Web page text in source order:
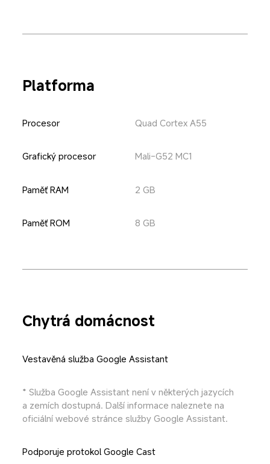
Platforma
Procesor Quad Cortex A55
Grafický procesor Mali-G52 MC1
Paměť RAM 2 GB
Paměť ROM 8 GB
Chytrá domácnost
Vestavěná služba Google Assistant
* Služba Google Assistant není v některých jazycích
a zemích dostupná. Další informace naleznete na
oficiální webové stránce služby Google Assistant.
Podporuje protokol Google Cast